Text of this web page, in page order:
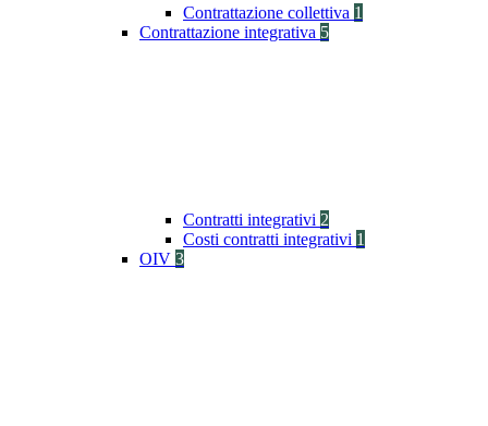
Contrattazione collettiva 1
Contrattazione integrativa 5
Contratti integrativi 2
Costi contratti integrativi 1
OIV 3